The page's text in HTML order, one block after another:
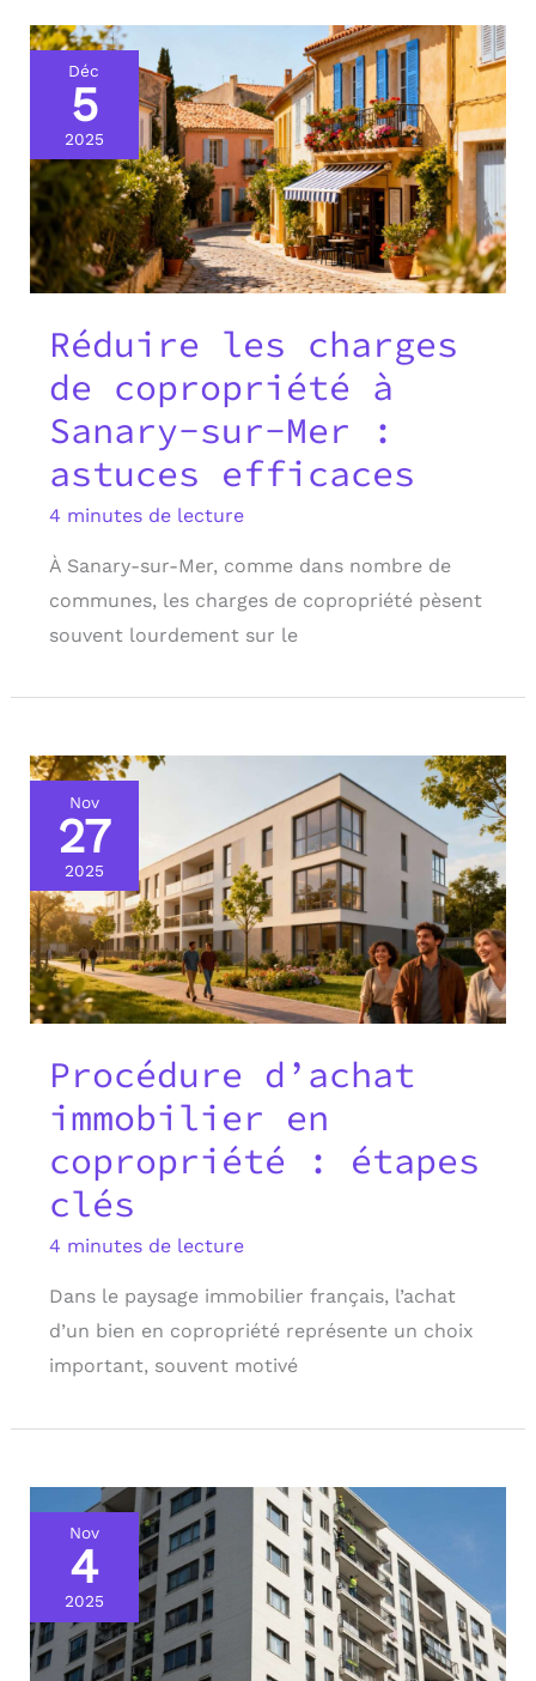
Déc
5
2025
Réduire les charges
de copropriété à
Sanary-sur-Mer :
astuces efficaces
4 minutes de lecture
À Sanary-sur-Mer, comme dans nombre de
communes, les charges de copropriété pèsent
souvent lourdement sur le
Nov
27
2025
Procédure d’achat
immobilier en
copropriété : étapes
clés
4 minutes de lecture
Dans le paysage immobilier français, l’achat
d’un bien en copropriété représente un choix
important, souvent motivé
Nov
4
2025